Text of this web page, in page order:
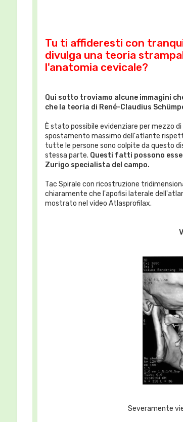
Tu ti affideresti con
divulga una teoria
l'anatomia cevicale?
Qui sotto troviamo alcune immagini
che la teoria di René-Claudius
È stato possibile evidenziare per mezzo
spostamento massimo dell'atlante
tutte le persone sono colpite da questo
stessa parte. Questi fatti possono
Zurigo specialista del campo.
Tac Spirale con ricostruzione
chiaramente che l'apofisi laterale
mostrato nel video Atlasprofilax.
Severamente